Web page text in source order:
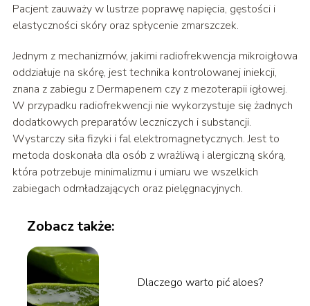
Pacjent zauważy w lustrze poprawę napięcia, gęstości i
elastyczności skóry oraz spłycenie zmarszczek.
Jednym z mechanizmów, jakimi radiofrekwencja mikroigłowa
oddziałuje na skórę, jest technika kontrolowanej iniekcji,
znana z zabiegu z Dermapenem czy z mezoterapii igłowej.
W przypadku radiofrekwencji nie wykorzystuje się żadnych
dodatkowych preparatów leczniczych i substancji.
Wystarczy siła fizyki i fal elektromagnetycznych. Jest to
metoda doskonała dla osób z wrażliwą i alergiczną skórą,
która potrzebuje minimalizmu i umiaru we wszelkich
zabiegach odmładzających oraz pielęgnacyjnych.
Zobacz także:
Dlaczego warto pić aloes?